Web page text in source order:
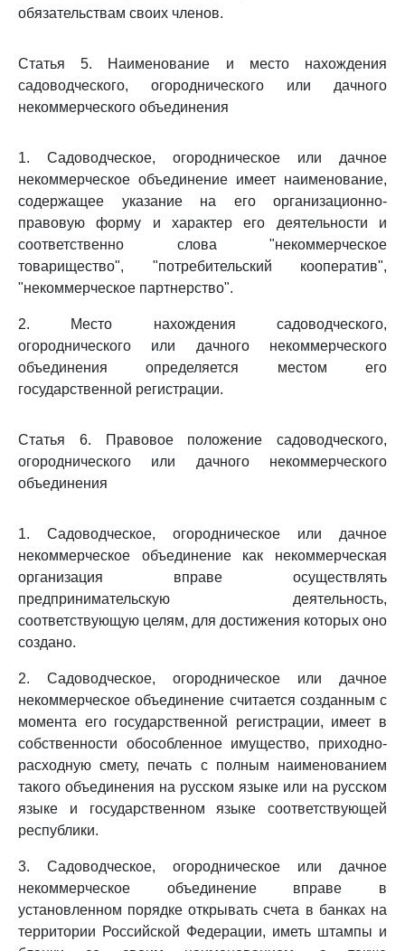
обязательствам своих членов.
Статья 5. Наименование и место нахождения
садоводческого, огороднического или дачного
некоммерческого объединения
1. Садоводческое, огородническое или дачное
некоммерческое объединение имеет наименование,
содержащее указание на его организационно-
правовую форму и характер его деятельности и
соответственно слова "некоммерческое
товарищество", "потребительский кооператив",
"некоммерческое партнерство".
2. Место нахождения садоводческого,
огороднического или дачного некоммерческого
объединения определяется местом его
государственной регистрации.
Статья 6. Правовое положение садоводческого,
огороднического или дачного некоммерческого
объединения
1. Садоводческое, огородническое или дачное
некоммерческое объединение как некоммерческая
организация вправе осуществлять
предпринимательскую деятельность,
соответствующую целям, для достижения которых оно
создано.
2. Садоводческое, огородническое или дачное
некоммерческое объединение считается созданным с
момента его государственной регистрации, имеет в
собственности обособленное имущество, приходно-
расходную смету, печать с полным наименованием
такого объединения на русском языке или на русском
языке и государственном языке соответствующей
республики.
3. Садоводческое, огородническое или дачное
некоммерческое объединение вправе в
установленном порядке открывать счета в банках на
территории Российской Федерации, иметь штампы и